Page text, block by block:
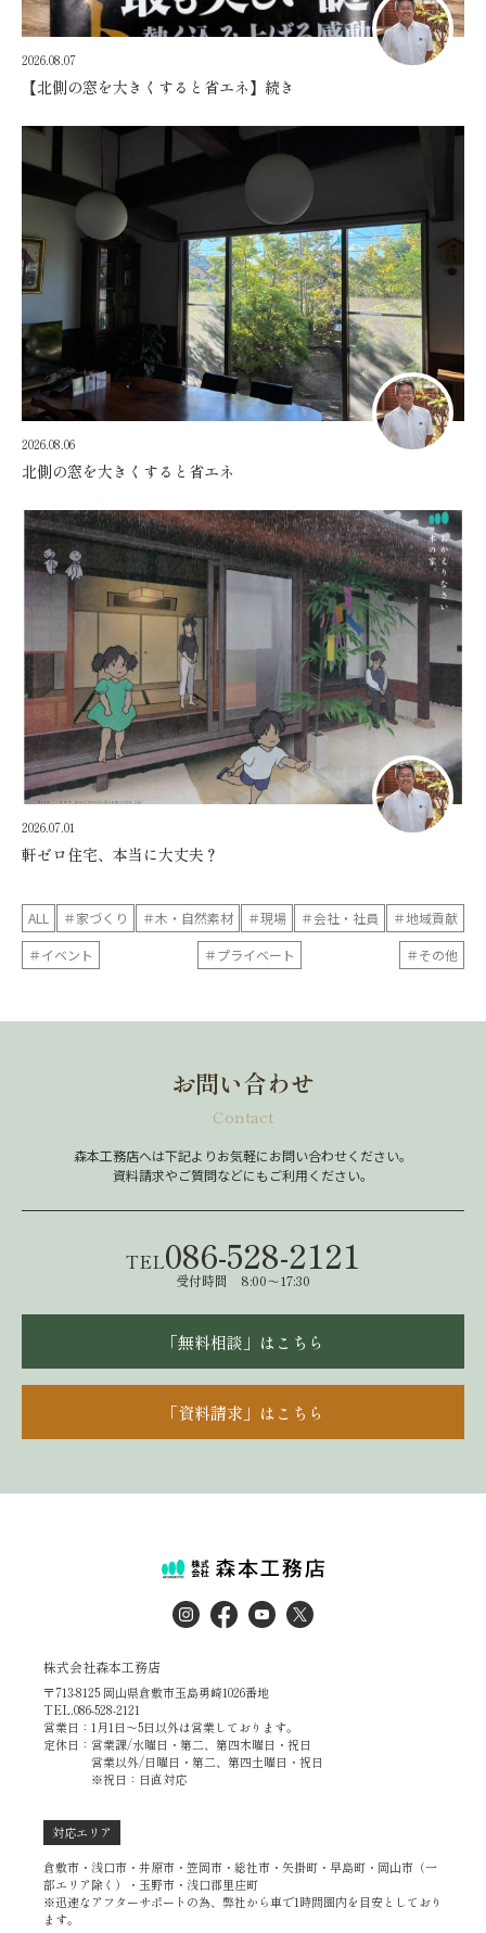
2026.08.07
【北側の窓を大きくすると省エネ】続き
2026.08.06
北側の窓を大きくすると省エネ
2026.07.01
軒ゼロ住宅、本当に大丈夫？
ALL ＃家づくり ＃木・自然素材 ＃現場 ＃会社・社員
＃地域貢献
＃イベント
＃プライベート ＃その他
お問い合わせ
Contact
森本工務店へは下記よりお気軽にお問い合わせください。
資料請求やご質問などにもご利用ください。
TEL086-528-2121
受付時間 8:00～17:30
「無料相談」はこちら
「資料請求」はこちら
株式会社森本工務店
〒713-8125 岡山県倉敷市玉島勇崎1026番地
TEL.086-528-2121
営業日：1月1日～5日以外は営業しております。
定休日：営業課/水曜日・第二、第四木曜日・祝日
営業以外/日曜日・第二、第四土曜日・祝日
※祝日：日直対応
対応エリア
倉敷市・浅口市・井原市・笠岡市・総社市・矢掛町・早島町・岡山市（一
部エリア除く）・玉野市・浅口郡里庄町
※迅速なアフターサポートの為、弊社から車で1時間圏内を目安としており
ます。